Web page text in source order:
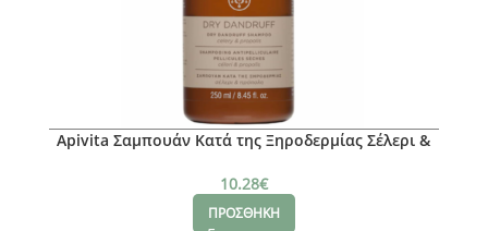
Apivita Σαμπουάν Κατά της Ξηροδερμίας Σέλερι &
10.28€
ΠΡΟΣΘΗΚΗ